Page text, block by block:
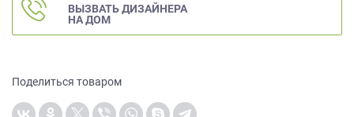
ВЫЗВАТЬ ДИЗАЙНЕРА
НА ДОМ
Поделиться товаром